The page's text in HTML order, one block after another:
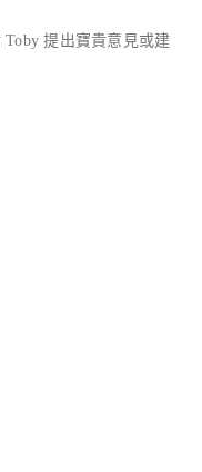
Toby 提出寶貴意見或建